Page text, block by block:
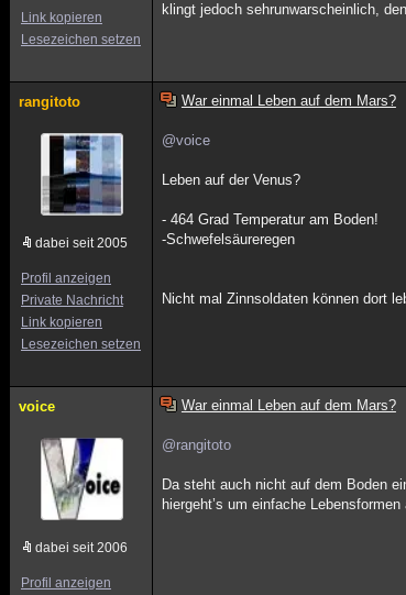
Link kopieren
Lesezeichen setzen
klingt jedoch sehrunwarscheinlich,
rangitoto
dabei seit 2005
Profil anzeigen
Private Nachricht
Link kopieren
Lesezeichen setzen
War einmal Leben auf dem Mars?
@voice
Leben auf der Venus?
- 464 Grad Temperatur am Boden!
-Schwefelsäureregen
Nicht mal Zinnsoldaten können dort
voice
dabei seit 2006
Profil anzeigen
War einmal Leben auf dem Mars?
@rangitoto
Da steht auch nicht auf dem Boden
hiergeht’s um einfache